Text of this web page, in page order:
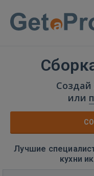
Создай
или
Лучшие
кухни